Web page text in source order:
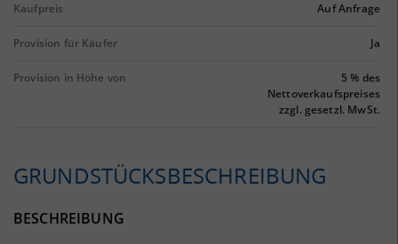
Kaufpreis Auf Anfrage
Provision für Käufer Ja
Provision in Höhe von
5 % des
Nettoverkaufspreises
zzgl. gesetzl. MwSt.
GRUNDSTÜCKS­BESCHREIBUNG
BESCHREIBUNG